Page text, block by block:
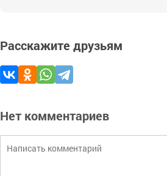
Расскажите друзьям
Нет комментариев